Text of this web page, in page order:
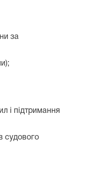
за
і підтримання
судового